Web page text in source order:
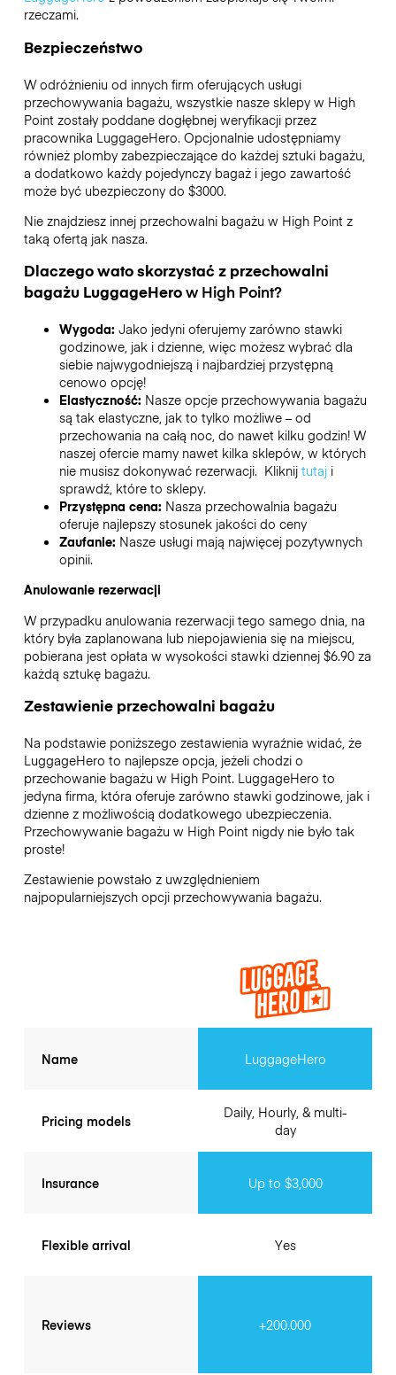
rzeczami.
Bezpieczeństwo
W odróżnieniu od innych firm oferujących usługi
przechowywania bagażu, wszystkie nasze sklepy w High
Pointzostały poddane dogłębnej weryfikacji przez
pracownika LuggageHero. Opcjonalnie udostępniamy
również plomby zabezpieczające do każdej sztuki bagażu,
a dodatkowo każdy pojedynczy bagaż i jego zawartość
może być ubezpieczony do $3000.
Nie znajdziesz innej przechowalni bagażu w High Pointz
taką ofertą jak nasza.
Dlaczego wato skorzystać z przechowalni
bagażu LuggageHerow High Point?
Wygoda: Jako jedyni oferujemy zarówno stawki
godzinowe, jak i dzienne, więc możesz wybrać dla
siebie najwygodniejszą i najbardziej przystępną
cenowo opcję!
Elastyczność: Nasze opcje przechowywania bagażu
są tak elastyczne, jak to tylko możliwe – od
przechowania na całą noc, do nawet kilku godzin! W
naszej ofercie mamy nawet kilka sklepów, w których
nie musisz dokonywać rezerwacji. Kliknij tutaji
sprawdź, które to sklepy.
Przystępna cena: Nasza przechowalnia bagażu
oferuje najlepszy stosunek jakości do ceny
Zaufanie: Nasze usługi mają najwięcej pozytywnych
opinii.
Anulowanie rezerwacji
W przypadku anulowania rezerwacji tego samego dnia, na
który była zaplanowana lub niepojawienia się na miejscu,
pobierana jest opłata w wysokości stawki dziennej $6.90 za
każdą sztukę bagażu.
Zestawienie przechowalni bagażu
Na podstawie poniższego zestawienia wyraźnie widać, że
LuggageHero to najlepsze opcja, jeżeli chodzi o
przechowanie bagażu w High Point. LuggageHero to
jedyna firma, która oferuje zarówno stawki godzinowe, jak i
dzienne z możliwością dodatkowego ubezpieczenia.
Przechowywanie bagażu w High Pointnigdy nie było tak
proste!
Zestawienie powstało z uwzględnieniem
najpopularniejszych opcji przechowywania bagażu.
Name
Pricing models
Insurance
Flexible arrival
Reviews
LuggageHero
Daily, Hourly, & multi-
day
Up to $3,000
Yes
+200.000